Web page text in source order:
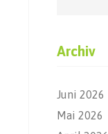
Archiv
Juni 2026
Mai 2026